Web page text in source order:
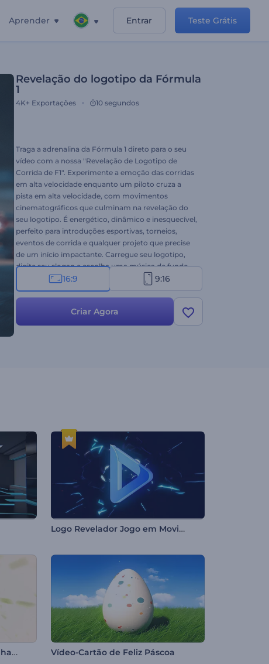
Aprender Entrar Teste Grátis
Revelação do logotipo da Fórmula
1
4K+ Exportações 10 segundos
Traga a adrenalina da Fórmula 1 direto para o seu
vídeo com a nossa "Revelação de Logotipo de
Corrida de F1". Experimente a emoção das corridas
em alta velocidade enquanto um piloto cruza a
pista em alta velocidade, com movimentos
cinematográficos que culminam na revelação do
seu logotipo. É energético, dinâmico e inesquecível,
perfeito para introduções esportivas, torneios,
eventos de corrida e qualquer projeto que precise
de um início impactante. Carregue seu logotipo,
digite seu slogan e escolha uma música de fundo
para cativar seu público desde os primeiros
segundos. Experimente agora!
16:9 9:16
Criar Agora
Logo Revelador Jogo em Movimento
Abertura Ecológica com Folhagens Vídeo-Cartão de Feliz Páscoa